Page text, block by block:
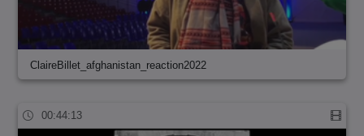
ClaireBillet_afghanistan_reaction2022
00:44:13